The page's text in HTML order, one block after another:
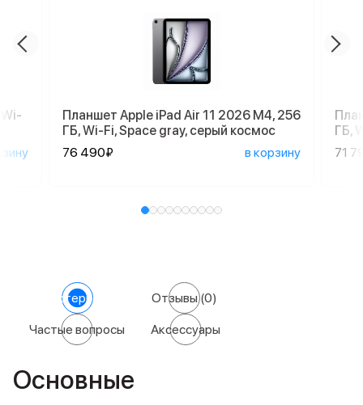
Планшет Apple iPad Air 11 2026 M4, 256
ГБ, Wi-Fi, Space gray, серый космос
76 490₽
в корзину
ГБ,
71
Характеристики Отзывы(0)
Частые вопросы Аксессуары
Основные